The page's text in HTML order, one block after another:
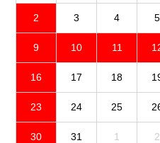
2 3 4 5
9 10 11
16 17 18
23 24 25
30 31 1 2